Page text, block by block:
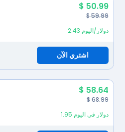
$ 50.99
$ 59.99
2.43 دولار/اليوم
اشتري الآن
$ 58.64
$ 68.99
1.95 دولار في اليوم